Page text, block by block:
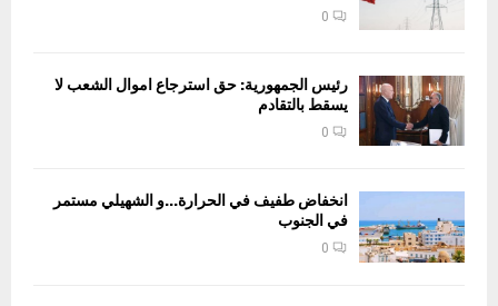
0
رئيس الجمهورية: حق استرجاع اموال الشعب لا
يسقط بالتقادم
0
انخفاض طفيف في الحرارة…و الشهيلي مستمر
في الجنوب
0